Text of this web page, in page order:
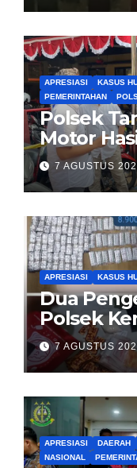
00
APRESIASI KASUS
PEMERINTAHAN
Polsek
Motor
Kasus
Pemilik
7 AGUSTUS
APRESIASI KASUS
Dua
Polsek
Obat
Puluhan
7 AGUSTUS
APRESIASI DAERAH
NASIONAL